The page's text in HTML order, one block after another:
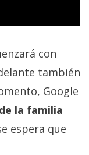
con
también
Google
la familia
espera que